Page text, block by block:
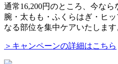
通常16,200円のところ、今なら
腕・太もも・ふくらはぎ・ヒ
なる部位を集中ケアいたします
＞キャンペーンの詳細はこちら